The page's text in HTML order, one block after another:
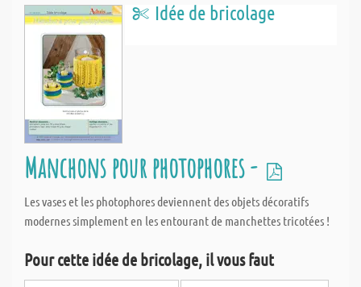
Idée de bricolage
Manchons pour photophores -
Les vases et les photophores deviennent des objets décoratifs
modernes simplement en les entourant de manchettes tricotées !
Pour cette idée de bricolage, il vous faut